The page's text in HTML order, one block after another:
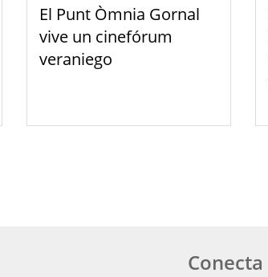
El Punt Òmnia Gornal
vive un cinefórum
veraniego
Conecta